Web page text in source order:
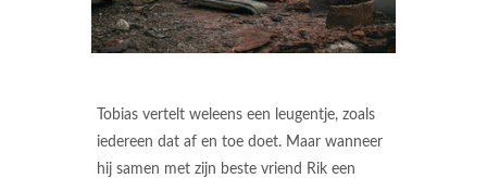
Tobias vertelt weleens een leugentje, zoals
iedereen dat af en toe doet. Maar wanneer
hij samen met zijn beste vriend Rik een